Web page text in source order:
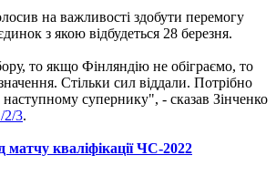
на важливості здобути перемогу
з якою відбудеться 28 березня.
то якщо Фінляндію не обіграємо, то
Стільки сил віддали. Потрібно
супернику", - сказав Зінченко
2/3.
матчу кваліфікації ЧС-2022